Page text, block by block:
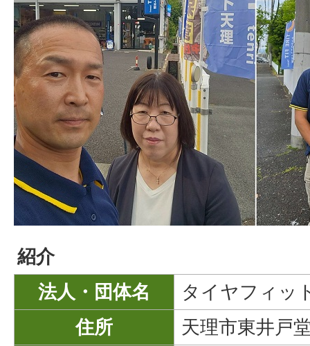
紹介
法人・団体名
タイヤフィッ
住所
天理市東井戸